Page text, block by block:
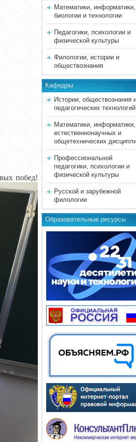
побед!
Математики, информатики,
биологии и технологии
Педагогики, психологии и
физической культуры
Филологии, истории и
обществознания
Кафедры
Истории, обществознания
педагогических технологий
Математики, информатики,
естественнонаучных и
общетехнических
Профессиональной
педагогики, психологии и
физической культуры
Русской и зарубежной
филологии
Образовательные ресурсы